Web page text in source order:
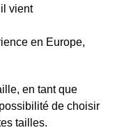
vient
en Europe,
en tant que
de choisir
tailles.